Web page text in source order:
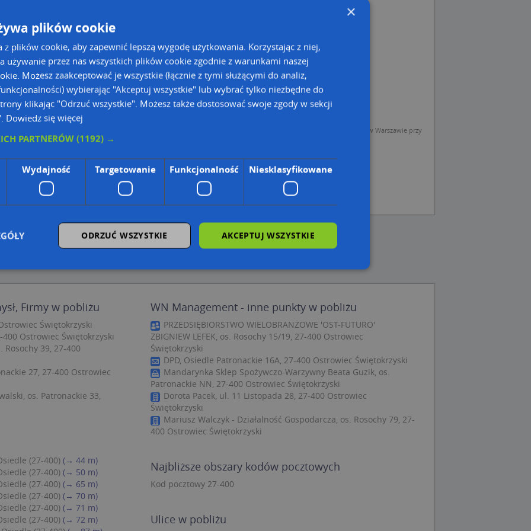
Danych Osobowych Administratorem (RODO), administratorem danych jest AutoMapa sp. z o.o. (Operator) z siedzibą w Warszawie przy
firm i na mapach (art. 6 ust. 1 lit. f RODO)
operatora (art. 6 ust. 1 lit. f RODO)
z firmowych stron www oraz od podmiotów zewnętrznych.
odo_przetwarzanie/
Firmy w pobliżu
Świętokrzyski
Ostrowiec Świętokrzyski
Rosochy 39, 27-400
27, 27-400 Ostrowiec
os. Patronackie 33,
(27-400) (→ 44 m)
(27-400) (→ 50 m)
(27-400) (→ 65 m)
(27-400) (→ 70 m)
(27-400) (→ 71 m)
(27-400) (→ 72 m)
WN Management - inne punkty w pobliżu
PRZEDSIĘBIORSTWO WIELOBRANŻOWE 'OST-FUTURO'
ZBIGNIEW LEFEK, os. Rosochy 15/19, 27-400 Ostrowiec
Świętokrzyski
DPD, Osiedle Patronackie 16A, 27-400 Ostrowiec Świętokrzyski
Mandarynka Sklep Spożywczo-Warzywny Beata Guzik, os.
Patronackie NN, 27-400 Ostrowiec Świętokrzyski
Dorota Pacek, ul. 11 Listopada 28, 27-400 Ostrowiec
Świętokrzyski
Mariusz Walczyk - Działalność Gospodarcza, os. Rosochy 79, 27-
400 Ostrowiec Świętokrzyski
Najbliższe obszary kodów pocztowych
Kod pocztowy 27-400
Ulice w pobliżu
×
plików cookie
z plików cookie, aby zapewnić lepszą wygodę użytkowania. Korzystając z niej,
używanie przez nas wszystkich plików cookie zgodnie z warunkami naszej
Możesz zaakceptować je wszystkie (łącznie z tymi służącymi do analiz,
wybierając "Akceptuj wszystkie" lub wybrać tylko niezbędne do
klikając "Odrzuć wszystkie". Możesz także dostosować swoje zgody w sekcji
Dowiedz się więcej
PARTNERÓW(1192) →
Wydajność Targetowanie Funkcjonalność Niesklasyfikowane
AKCEPTUJ WSZYSTKIE
ODRZUĆ WSZYSTKIE
umożliwiają korzystanie z podstawowych funkcji strony internetowej, takich jak logowanie użytkownika i
niezbędnych plików cookie nie można prawidłowo korzystać ze strony internetowej.
Provider /
Domena
Okres
przechowywania
.targeo.pl
Sesja
.targeo.pl
Ten plik cookie jest używany przez usługę Cookie-Script.com
do zapamiętywania preferencji dotyczących zgody
użytkownika na pliki cookie. Jest to konieczne, aby baner
cookie Cookie-Script.com działał poprawnie.
Provider /
Domena
przechowywania
.targeo.pl 1 rok 1 miesiąc
Ten plik cookie jest używany przez Google Analytics do
utrzymywania stanu sesji.
/
Okres
przechowywania
1 rok 3 tygodnie
Ten plik cookie jest powszechnie używany przez firmę Microsoft jako
Provider Okres przechowywania
.crossdomain.cookie-script.com